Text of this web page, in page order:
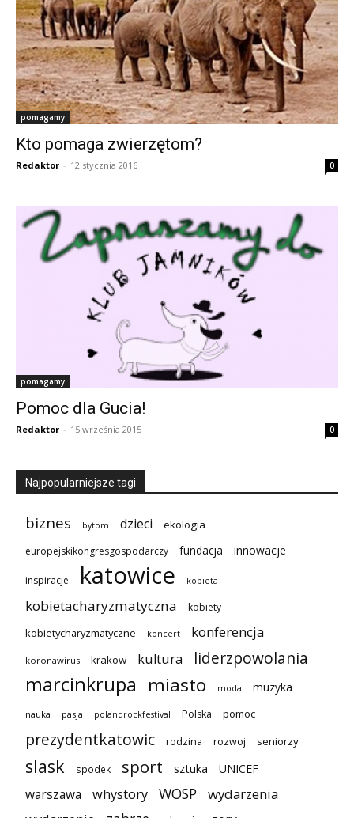
pomagamy
Kto pomaga zwierzętom?
Redaktor - 12 stycznia 2016 0
pomagamy
Pomoc dla Gucia!
Redaktor - 15 września 2015 0
Najpopularniejsze tagi
biznes bytom dzieci ekologia
europejskikongresgospodarczy fundacja innowacje
inspiracje katowice kobieta
kobietacharyzmatyczna kobiety
kobietycharyzmatyczne koncert konferencja
koronawirus krakow kultura liderzpowolania
marcinkrupa miasto moda muzyka
nauka pasja polandrockfestival Polska pomoc
prezydentkatowic rodzina rozwoj seniorzy
slask spodek sport sztuka UNICEF
warszawa whystory WOSP
wydarzenia